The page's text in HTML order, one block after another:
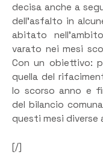
decisa anche a
dell’asfalto in
abitato
varato nei mesi
Con un obiettivo:
quella del
lo scorso anno e
del bilancio
questi mesi diverse
[/]